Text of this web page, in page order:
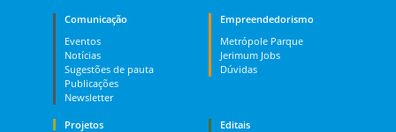
Comunicação
Eventos
Notícias
Sugestões de pauta
Publicações
Newsletter
Empreendedorismo
Metrópole Parque
Jerimum Jobs
Dúvidas
Projetos
Editais